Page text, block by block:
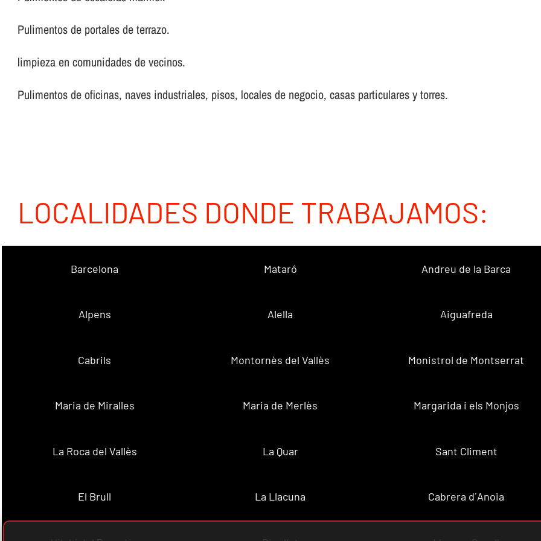
Pulimentos de portales de terrazo.
limpieza en comunidades de vecinos.
Pulimentos de oficinas, naves industriales, pisos, locales de negocio, casas particulares y torres.
LOCALIDADES DONDE TRABAJAMOS:
Barcelona Mataró Andreu de la Barca
Alpens Alella Aiguafreda
Cabrils Montornès del Vallès Monistrol de Montserrat
Maria de Miralles Maria de Merlès Margarida i els Monjos
La Roca del Vallès La Quar Sant Climent
El Brull La Llacuna Cabrera d´Anoia